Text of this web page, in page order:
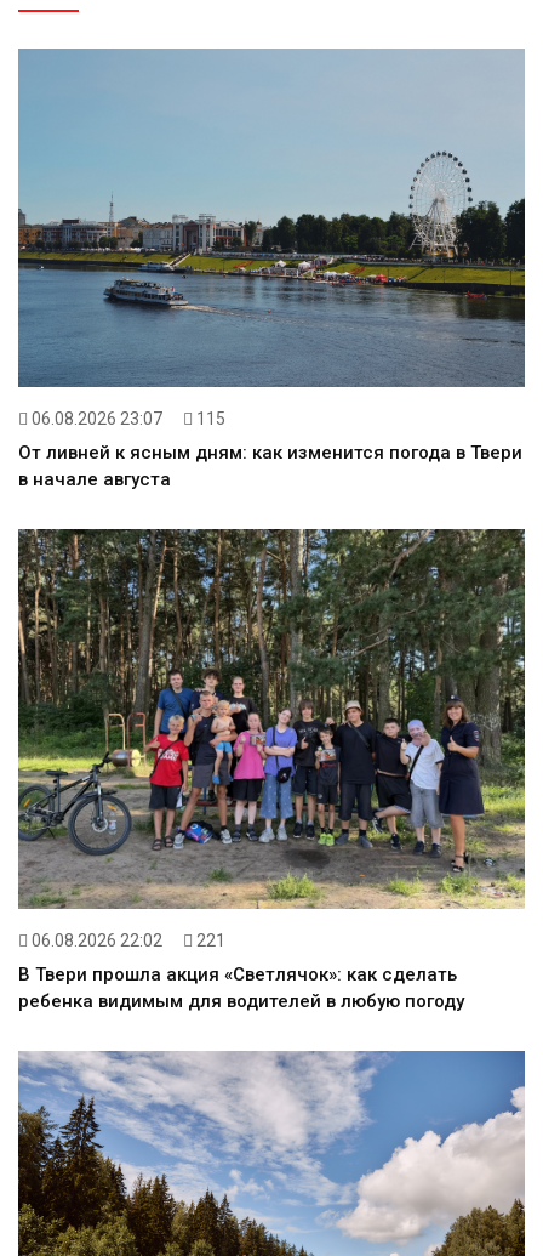
06.08.2026 23:07 115
От ливней к ясным дням: как изменится погода в Твери
в начале августа
06.08.2026 22:02 221
В Твери прошла акция «Светлячок»: как сделать
ребенка видимым для водителей в любую погоду